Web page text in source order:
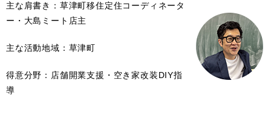
主な肩書き：草津町移住定住コーディネータ
ー・大島ミート店主
主な活動地域：草津町
得意分野：店舗開業支援・空き家改装DIY指
導